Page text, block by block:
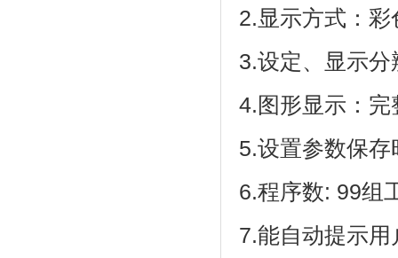
2.显示方式
3.设定、显示
4.图形显示：
5.设置参数保存
6.程序数: 99组工
7.能自动提示用户